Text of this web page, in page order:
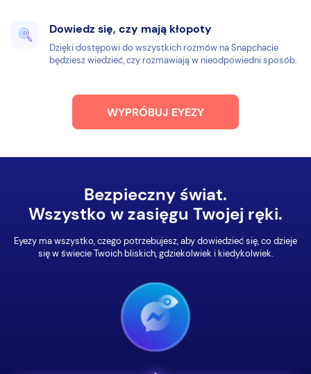
Dowiedz się, czy mają kłopoty
Dzięki dostępowi do wszystkich rozmów na Snapchacie
będziesz wiedzieć, czy rozmawiają w nieodpowiedni sposób.
WYPRÓBUJ EYEZY
Bezpieczny świat.
Wszystko w zasięgu Twojej ręki.
Eyezy ma wszystko, czego potrzebujesz, aby dowiedzieć się, co dzieje
się w świecie Twoich bliskich, gdziekolwiek i kiedykolwiek.